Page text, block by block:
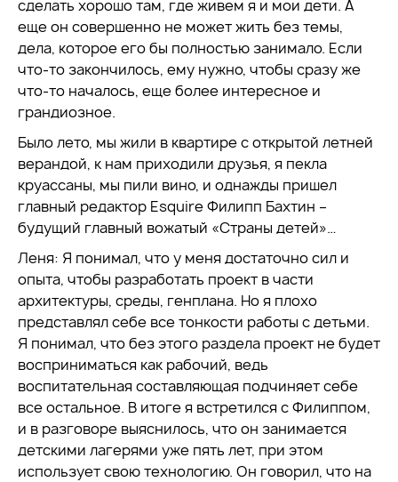
сделать хорошо там, где живем я и мои дети. А
еще он совершенно не может жить без темы,
дела, которое его бы полностью занимало. Если
что-то закончилось, ему нужно, чтобы сразу же
что-то началось, еще более интересное и
грандиозное.
Было лето, мы жили в квартире с открытой летней
верандой, к нам приходили друзья, я пекла
круассаны, мы пили вино, и однажды пришел
главный редактор Esquire Филипп Бахтин –
будущий главный вожатый «Страны детей»…
Леня: Я понимал, что у меня достаточно сил и
опыта, чтобы разработать проект в части
архитектуры, среды, генплана. Но я плохо
представлял себе все тонкости работы с детьми.
Я понимал, что без этого раздела проект не будет
восприниматься как рабочий, ведь
воспитательная составляющая подчиняет себе
все остальное. В итоге я встретился с Филиппом,
и в разговоре выяснилось, что он занимается
детскими лагерями уже пять лет, при этом
использует свою технологию. Он говорил, что на